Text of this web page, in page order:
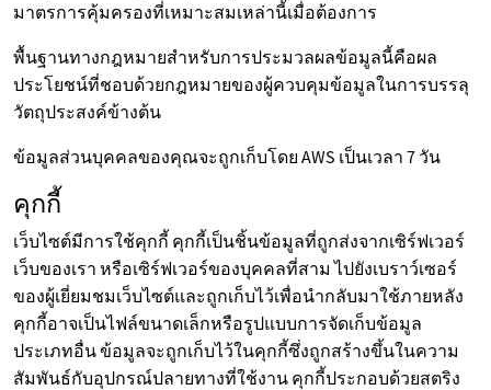
มาตรการคุ้มครองที่เหมาะสมเหล่านี้เมื่อต้องการ
พื้นฐานทางกฎหมายสำหรับการประมวลผลข้อมูลนี้คือผล
ประโยชน์ที่ชอบด้วยกฎหมายของผู้ควบคุมข้อมูลในการบรรลุ
วัตถุประสงค์ข้างต้น
ข้อมูลส่วนบุคคลของคุณจะถูกเก็บโดย AWS เป็นเวลา 7 วัน
คุกกี้
เว็บไซต์มีการใช้คุกกี้ คุกกี้เป็นชิ้นข้อมูลที่ถูกส่งจากเซิร์ฟเวอร์
เว็บของเรา หรือเซิร์ฟเวอร์ของบุคคลที่สาม ไปยังเบราว์เซอร์
ของผู้เยี่ยมชมเว็บไซต์และถูกเก็บไว้เพื่อนำกลับมาใช้ภายหลัง
คุกกี้อาจเป็นไฟล์ขนาดเล็กหรือรูปแบบการจัดเก็บข้อมูล
ประเภทอื่น ข้อมูลจะถูกเก็บไว้ในคุกกี้ซึ่งถูกสร้างขึ้นในความ
สัมพันธ์กับอุปกรณ์ปลายทางที่ใช้งาน คุกกี้ประกอบด้วยสตริง